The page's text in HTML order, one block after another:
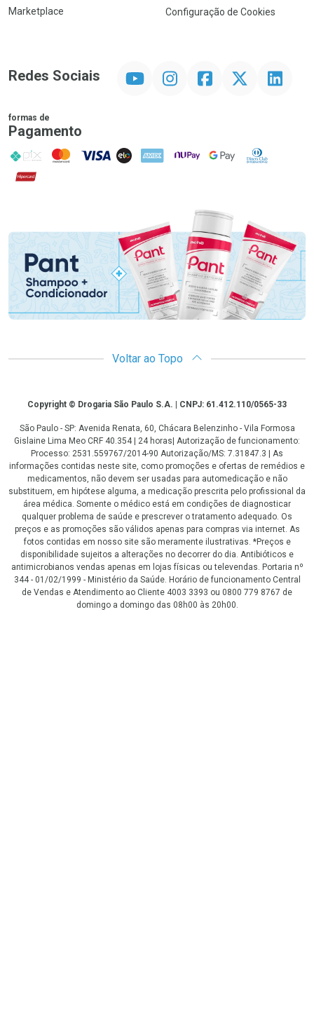
Marketplace
Configuração de Cookies
Redes Sociais InstagramFacebookTwitter Linkedin
formas de
Pagamento
PIX MasterCard
VISA ELO AMEX NuPay Google PayDiners Club
Hipercard
Promoção em Destaque
Voltar ao Topo
CopyrightCopyright © Drogaria São Paulo S.A. | CNPJ: 61.412.110/0565-33
São Paulo - SP: Avenida Renata, 60, Chácara Belenzinho - Vila Formosa
Gislaine Lima Meo CRF 40.354 | 24 horas| Autorização de funcionamento:
Processo: 2531.559767/2014-90 Autorização/MS: 7.31847.3 | As
informações contidas neste site, como promoções e ofertas de remédios e
medicamentos, não devem ser usadas para automedicação e não
substituem, em hipótese alguma, a medicação prescrita pelo profissional da
área médica. Somente o médico está em condições de diagnosticar
qualquer problema de saúde e prescrever o tratamento adequado. Os
preços e as promoções são válidos apenas para compras via internet. As
fotos contidas em nosso site são meramente ilustrativas. *Preços e
disponibilidade sujeitos a alterações no decorrer do dia. Antibióticos e
antimicrobianos vendas apenas em lojas físicas ou televendas. Portaria nº
344 - 01/02/1999 - Ministério da Saúde. Horário de funcionamento Central
de Vendas e Atendimento ao Cliente 4003 3393 ou 0800 779 8767 de
domingo a domingo das 08h00 às 20h00.